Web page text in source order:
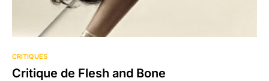
CRITIQUES
Critique de Flesh and Bone